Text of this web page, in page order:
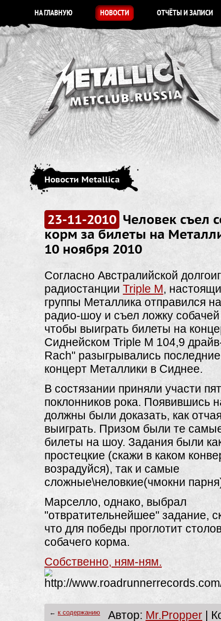
НА ГЛАВНУЮ НОВОСТИ ОТЧЁТЫ И ЗАПИСИ
Новости Metallica
23-11-2010 Человек съел
корм за билеты на
10 ноября 2010
Согласно Австралийской
радиостанции Triple M,
группы Металлика отправился
радио-шоу и съел ложку
чтобы выиграть билеты на
Сиднейском Triple M 104,9
Rach" разыгрывались
концерт Металлики в Сиднее.
В состязании приняли участи
поклонников рока. Появившись
должны были доказать, как
выиграть. Призом были те
билеты на шоу. Задания были
простецкие (скажи в каком
возрадуйся), так и самые
сложные\неловкие(чмокни
Марселло, однако, выбрал
"отвратительнейшее" задание,
что для победы проглотит
собачего корма.
Собственно, ням-ням.
← к содержанию Автор: Mr.Propper |